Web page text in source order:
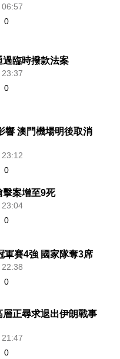
0
過臨時撥款法案
0
響 澳門機場明後取消
0
擊案增至9死
0
軍賽4強 國家隊奪3席
0
層正尋求退出伊朗戰事
0